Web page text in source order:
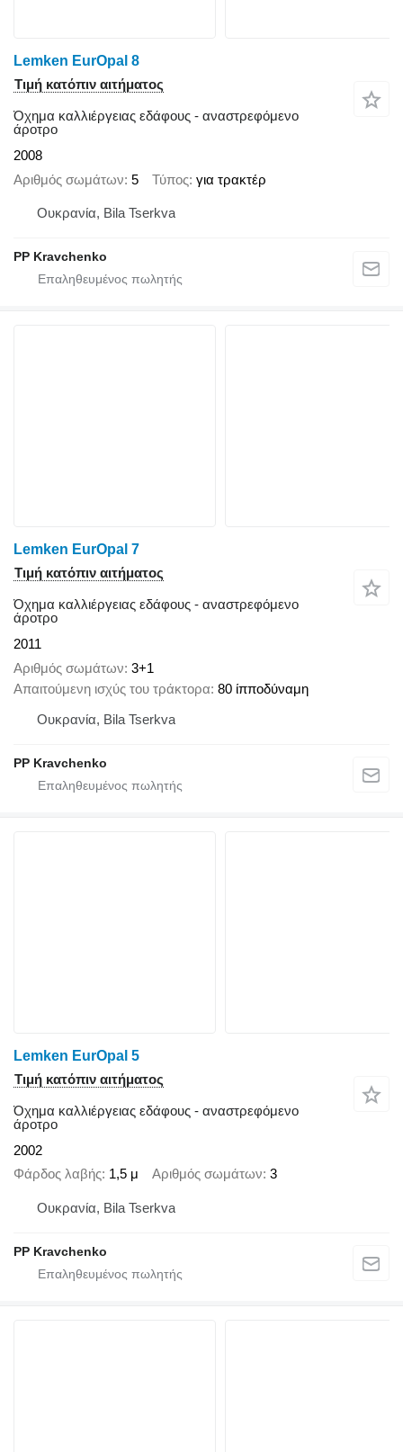
Lemken EurOpal 8
Τιμή κατόπιν αιτήματος
Όχημα καλλιέργειας εδάφους - αναστρεφόμενο
άροτρο
2008
Αριθμός σωμάτων 5 Τύπος για τρακτέρ
Ουκρανία, Bila Tserkva
PP Kravchenko
Lemken EurOpal 7
Τιμή κατόπιν αιτήματος
Όχημα καλλιέργειας εδάφους - αναστρεφόμενο
άροτρο
2011
Αριθμός σωμάτων 3+1
Απαιτούμενη ισχύς του τράκτορα 80 ίπποδύναμη
Ουκρανία, Bila Tserkva
PP Kravchenko
Lemken EurOpal 5
Τιμή κατόπιν αιτήματος
Όχημα καλλιέργειας εδάφους - αναστρεφόμενο
άροτρο
2002
Φάρδος λαβής 1,5 μ Αριθμός σωμάτων 3
Ουκρανία, Bila Tserkva
PP Kravchenko